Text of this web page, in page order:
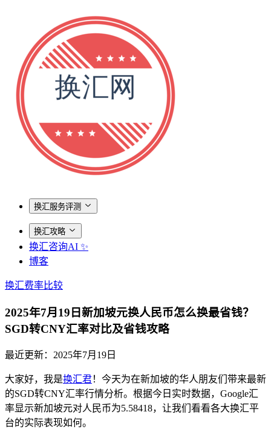
换汇服务评测
换汇攻略
换汇咨询AI ✨
博客
换汇费率比较
2025年7月19日新加坡元换人民币怎么换最省钱？
SGD转CNY汇率对比及省钱攻略
最近更新： 2025年7月19日
大家好，我是换汇君！今天为在新加坡的华人朋友们带来最新
的SGD转CNY汇率行情分析。根据今日实时数据，Google汇
率显示新加坡元对人民币为5.58418，让我们看看各大换汇平
台的实际表现如何。